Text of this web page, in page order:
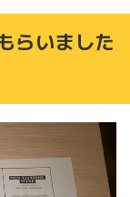
らいました